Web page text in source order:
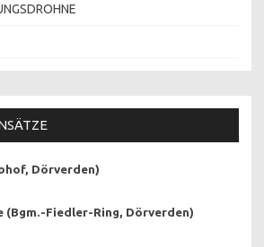
Dörverden)
Fiedler-Ring, Dörverden)